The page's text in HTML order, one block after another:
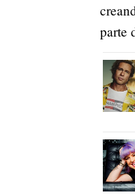
parte